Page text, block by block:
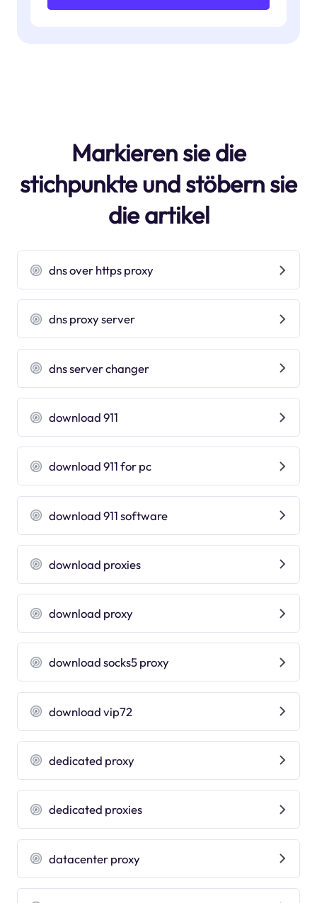
Markieren sie die
stichpunkte und stöbern sie
die artikel
dns over https proxy
dns proxy server
dns server changer
download 911
download 911 for pc
download 911 software
download proxies
download proxy
download socks5 proxy
download vip72
dedicated proxy
dedicated proxies
datacenter proxy